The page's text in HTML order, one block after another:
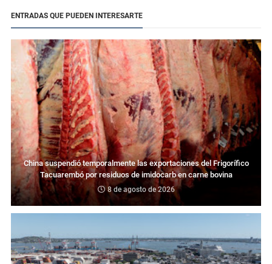
ENTRADAS QUE PUEDEN INTERESARTE
China suspendió temporalmente las exportaciones del Frigorífico
Tacuarembó por residuos de imidocarb en carne bovina
8 de agosto de 2026